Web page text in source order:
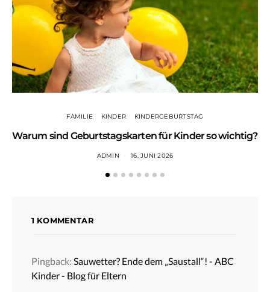
FAMILIE KINDER KINDERGEBURTSTAG
Warum sind Geburtstagskarten für Kinder so wichtig?
ADMIN 16. JUNI 2026
1 KOMMENTAR
Pingback: Sauwetter? Ende dem „Saustall“! - ABC
Kinder - Blog für Eltern